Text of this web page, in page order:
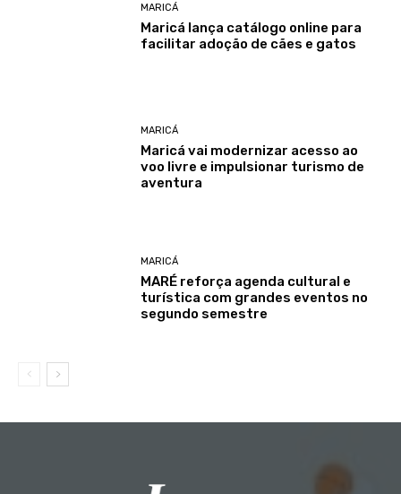
MARICÁ
Maricá lança catálogo online para
facilitar adoção de cães e gatos
MARICÁ
Maricá vai modernizar acesso ao
voo livre e impulsionar turismo de
aventura
MARICÁ
MARÉ reforça agenda cultural e
turística com grandes eventos no
segundo semestre